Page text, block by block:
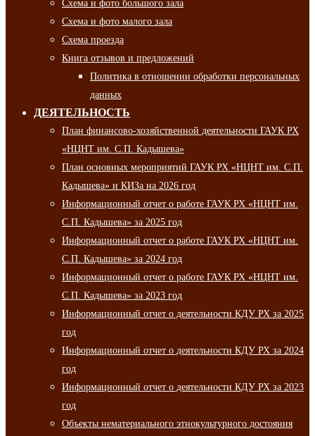
Схема и фото большого зала
Схема и фото малого зала
Схема проезда
Книга отзывов и предложений
Политика в отношении обработки персональных
данных
ДЕЯТЕЛЬНОСТЬ
План финансово-хозяйственной деятельности ГАУК РХ
«НЦНТ им. С.П. Кадышева»
План основных мероприятий ГАУК РХ «НЦНТ им. С.П.
Кадышева» и КИЗа на 2026 год
Информационный отчет о работе ГАУК РХ «НЦНТ им.
С.П. Кадышева» за 2025 год
Информационный отчет о работе ГАУК РХ «НЦНТ им.
С.П. Кадышева» за 2024 год
Информационный отчет о работе ГАУК РХ «НЦНТ им.
С.П. Кадышева» за 2023 год
Информационный отчет о деятельности КДУ РХ за 2025
год
Информационный отчет о деятельности КДУ РХ за 2024
год
Информационный отчет о деятельности КДУ РХ за 2023
год
Объекты нематериального этнокультурного достояния